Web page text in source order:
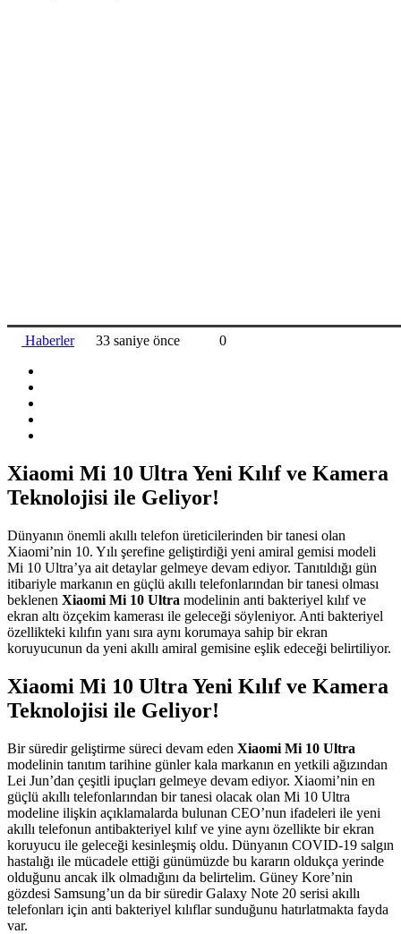
Haberler 33 saniye önce 0
Xiaomi Mi 10 Ultra Yeni Kılıf ve Kamera
Teknolojisi ile Geliyor!
Dünyanın önemli akıllı telefon üreticilerinden bir tanesi olan
Xiaomi’nin 10. Yılı şerefine geliştirdiği yeni amiral gemisi modeli
Mi 10 Ultra’ya ait detaylar gelmeye devam ediyor. Tanıtıldığı gün
itibariyle markanın en güçlü akıllı telefonlarından bir tanesi olması
beklenen Xiaomi Mi 10 Ultra modelinin anti bakteriyel kılıf ve
ekran altı özçekim kamerası ile geleceği söyleniyor. Anti bakteriyel
özellikteki kılıfın yanı sıra aynı korumaya sahip bir ekran
koruyucunun da yeni akıllı amiral gemisine eşlik edeceği belirtiliyor.
Xiaomi Mi 10 Ultra Yeni Kılıf ve Kamera
Teknolojisi ile Geliyor!
Bir süredir geliştirme süreci devam eden Xiaomi Mi 10 Ultra
modelinin tanıtım tarihine günler kala markanın en yetkili ağızından
Lei Jun’dan çeşitli ipuçları gelmeye devam ediyor. Xiaomi’nin en
güçlü akıllı telefonlarından bir tanesi olacak olan Mi 10 Ultra
modeline ilişkin açıklamalarda bulunan CEO’nun ifadeleri ile yeni
akıllı telefonun antibakteriyel kılıf ve yine aynı özellikte bir ekran
koruyucu ile geleceği kesinleşmiş oldu. Dünyanın COVID-19 salgın
hastalığı ile mücadele ettiği günümüzde bu kararın oldukça yerinde
olduğunu ancak ilk olmadığını da belirtelim. Güney Kore’nin
gözdesi Samsung’un da bir süredir Galaxy Note 20 serisi akıllı
telefonları için anti bakteriyel kılıflar sunduğunu hatırlatmakta fayda
var.